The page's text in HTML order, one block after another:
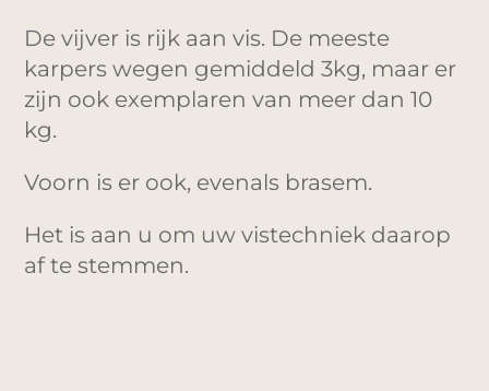
De vijver is rijk aan vis. De meeste
karpers wegen gemiddeld 3kg, maar er
zijn ook exemplaren van meer dan 10
kg.
Voorn is er ook, evenals brasem.
Het is aan u om uw vistechniek daarop
af te stemmen.